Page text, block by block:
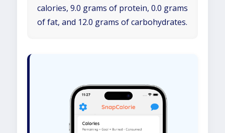
calories, 9.0 grams of protein, 0.0 grams
of fat, and 12.0 grams of carbohydrates.